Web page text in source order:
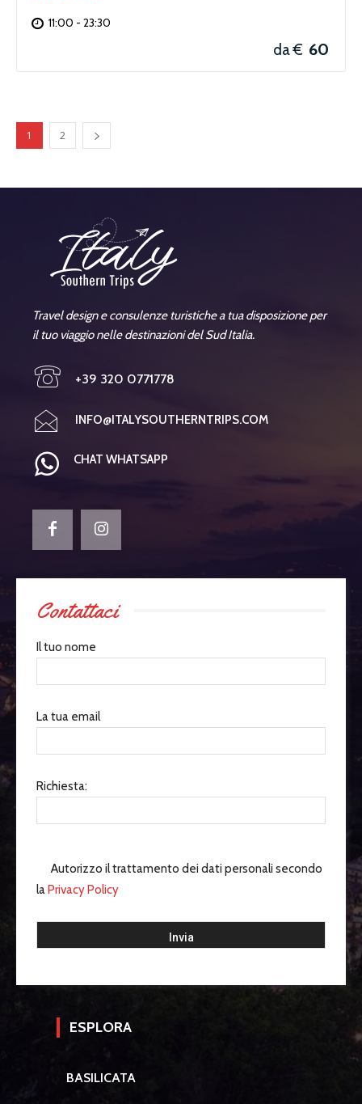
11:00 - 23:30
da € 60
1 2
Travel design e consulenze turistiche a tua disposizione per
il tuo viaggio nelle destinazioni del Sud Italia.
+39 320 0771778
INFO@ITALYSOUTHERNTRIPS.COM
CHAT WHATSAPP
Contattaci
Il tuo nome
La tua email
Richiesta:
Autorizzo il trattamento dei dati personali secondo
laPrivacy Policy
ESPLORA
BASILICATA